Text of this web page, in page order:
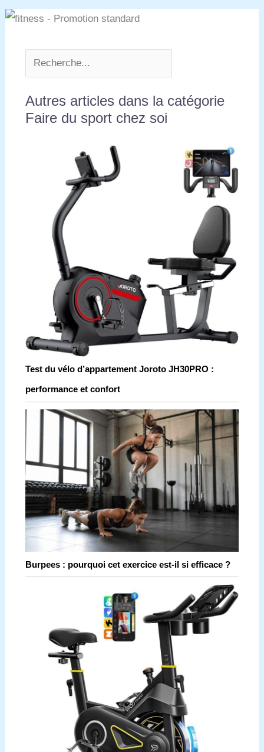
Autres articles dans la catégorie
Faire du sport chez soi
Test du vélo d’appartement Joroto JH30PRO :
performance et confort
Burpees : pourquoi cet exercice est-il si efficace ?